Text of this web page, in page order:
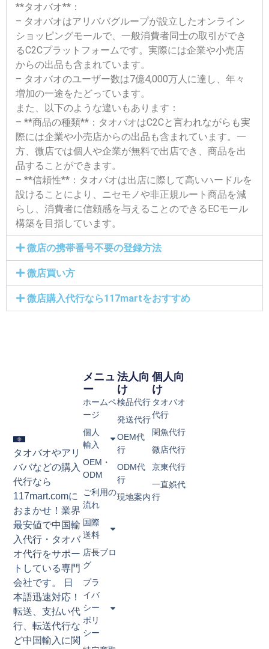
**タオバオ**：
– タオバオはアリババグループが設立したオンライン
ショッピングモールで、一般消費者同士の取引ができ
るC2Cプラットフォームです。実際には企業や小売店
からの出品も含まれています。
– タオバオのユーザー数は7億4,000万人に達し、年々
増加の一途をたどっています。
また、以下のような違いもあります：
– **商品の種類**：タオバオはC2Cと言われながらも実
際には企業や小売店からの出品も含まれています。一
方、微店では個人や企業が無料で出店でき、商品を出
品することができます。
– **信頼性**：タオバオは出店に際して高いハードルを
設けることにより、ニセモノや非正規ルート商品を減
らし、消費者に信頼感を与えることのできるECモール
構築を目指しています。
微店の携帯番号不要の登録方法
微店買い方
微店購入代行なら117martをおすすめ
タオバオやアリ
ババなどの購入
代行なら
117mart.comに
おまかせ！業界
最安値で中国輸
入代行・タオバ
オ代行をサポー
トしている専門
会社です。 日
本語迅速対応！
転送、支払い代
行、転送代行な
ど中国輸入に関
個人向
け
タオバオ
代行
閑魚代行
微店代行
京東代行
一直娯代
行
法人向
け
検品代行
発送代行
OEM代
行
ODM代
行
現地案内
メニュ
ー
ホームペ
ージ
個人
輸入
OEM・
ODM
ご利用の
流れ
国際
送料
店長ブロ
グ
プラ
イバ
シー
ポリ
シー​